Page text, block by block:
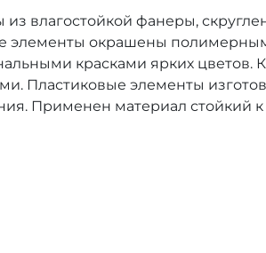
влагостойкой фанеры,
элементы окрашены
красками ярких
Пластиковые элементы
Применен материал стойкий